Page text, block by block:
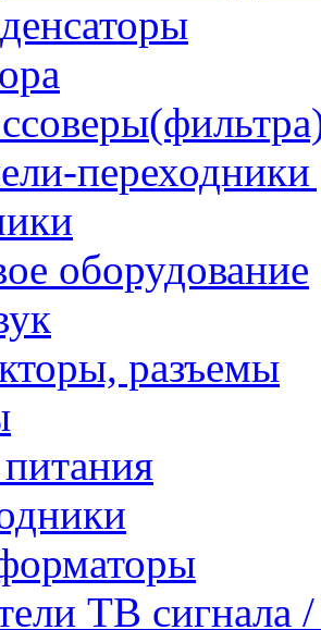
оборудование
разъемы
ТВ сигнала